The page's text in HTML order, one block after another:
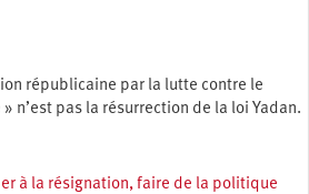
républicaine par la lutte contre le
n’est pas la résurrection de la loi Yadan.
à la résignation, faire de la politique